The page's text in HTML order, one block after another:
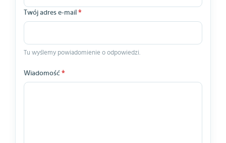
Twój adres e-mail *
Tu wyślemy powiadomienie o odpowiedzi.
Wiadomość *